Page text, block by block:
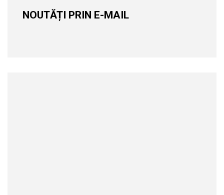
NOUTĂȚI PRIN E-MAIL